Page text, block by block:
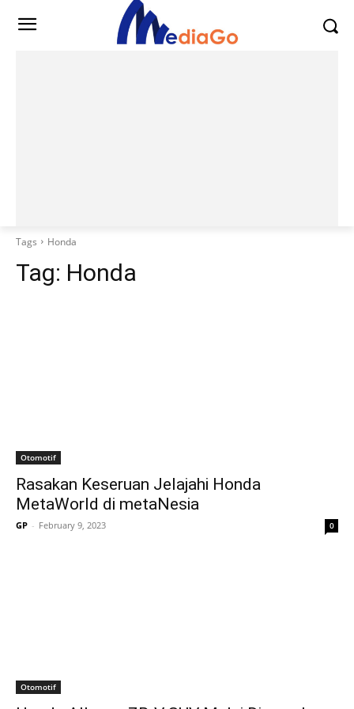
Tags Honda
Tag: Honda
Otomotif
Rasakan Keseruan Jelajahi Honda
MetaWorld di metaNesia
GP - February 9, 2023 0
Otomotif